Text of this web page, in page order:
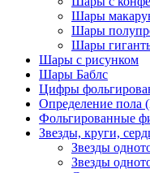
Шары
Шары
Шары
Шары с рисунком
Шары Баблс
Цифры
Определение пола
Фольгированные
Звезды, круги,
Звезды
Звезды